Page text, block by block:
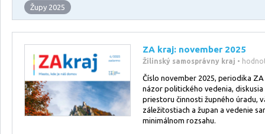
Župy 2025
ZA kraj: november 2025
Žilinský samosprávny kraj •
Číslo november 2025, periodika
názor politického vedenia, diskusia
priestoru činnosti župného úradu,
záležitostiach a župan a vedenie
minimálnom rozsahu.